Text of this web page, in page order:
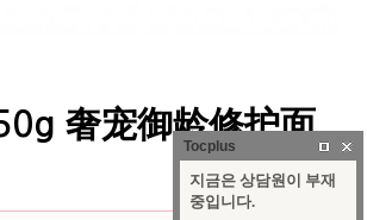
奢宠御龄修护面
Tocplus